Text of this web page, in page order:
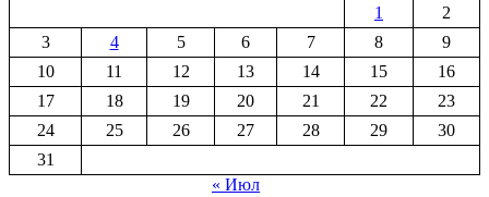
1
2
3
4 5 6 7 8
9
10
11 12 13 14 15
16
17
18 19 20 21 22
23
24
25 26 27 28 29
30
31
« Июл